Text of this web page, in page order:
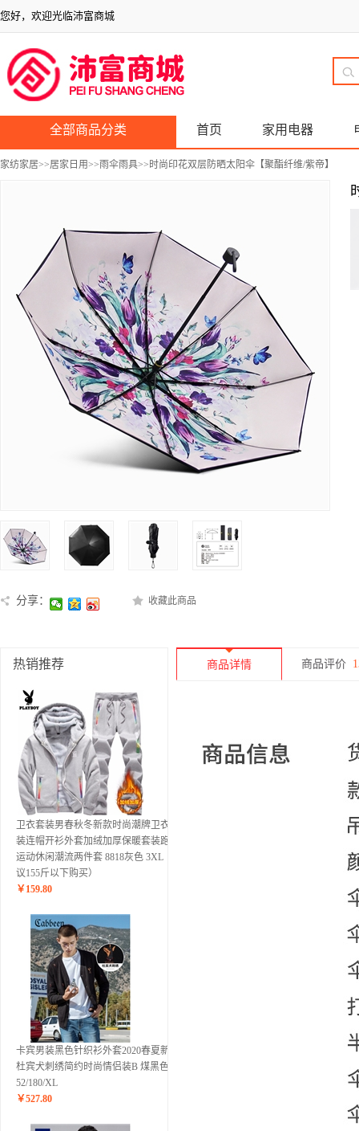
您好，欢迎光临沛富商城
全部商品分类 首页 家用电器
家纺家居>>居家日用>>雨伞雨具>>时尚印花双层防晒太阳伞【聚酯纤维/紫帝】
分享： 收藏此商品
热销推荐
卫衣套装男春秋冬新款时尚潮牌卫衣男
装连帽开衫外套加绒加厚保暖套装跑步
运动休闲潮流两件套 8818灰色 3XL（建
议155斤以下购买）
￥ 159.80
卡宾男装黑色针织衫外套2020春夏新款
杜宾犬刺绣简约时尚情侣装B 煤黑色01
52/180/XL
￥527.80
商品详情 商品评价